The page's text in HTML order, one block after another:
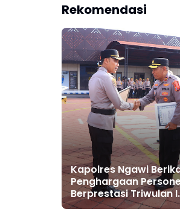
Rekomendasi
Kapolres Ngawi
Penghargaan
Berprestasi Triwulan I
Tahun 2026